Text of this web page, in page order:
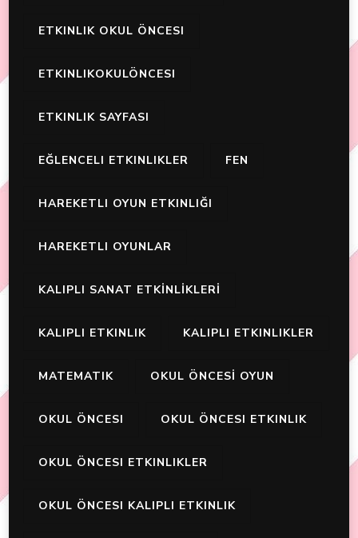
ETKINLIK OKUL ÖNCESI
ETKINLIKOKULÖNCESI
ETKINLIK SAYFASI
EĞLENCELI ETKINLIKLER FEN
HAREKETLI OYUN ETKINLIĞI
HAREKETLI OYUNLAR
KALIPLI SANAT ETKİNLİKLERİ
KALIPLI ETKINLIK KALIPLI ETKINLIKLER
MATEMATIK OKUL ÖNCESİ OYUN
OKUL ÖNCESI OKUL ÖNCESI ETKINLIK
OKUL ÖNCESI ETKINLIKLER
OKUL ÖNCESI KALIPLI ETKINLIK